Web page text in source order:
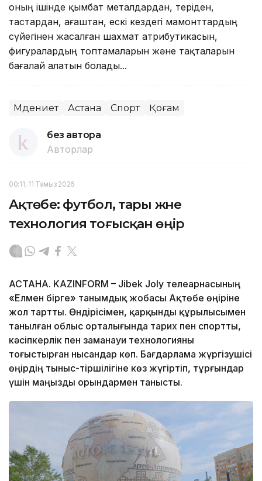
оның ішінде қымбат металдардан, теріден,
тастардан, ағаштан, ескі кездегі мамонттардың
сүйегінен жасалған шахмат атрибутикасын,
фигуралардың топтамаларын және тақталарын
бағалай алатын болады...
Мәдениет Астана Спорт Қоғам
без автора
Авторлар
00:11, 11 Тамыз 2026
Ақтөбе: футбол, тары және
технология тоғысқан өңір
АСТАНА. KAZINFORM – Jibek Joly телеарнасының
«Елмен бірге» танымдық жобасы Ақтөбе өңіріне
жол тартты. Өндірісімен, қарқынды құрылысымен
танылған облыс орталығында тарих пен спортты,
кәсіпкерлік пен заманауи технологияны
тоғыстырған нысандар көп. Бағдарлама жүргізушісі
өңірдің тыныс-тіршілігіне көз жүгіртіп, тұрғындар
үшін маңызды орындармен танысты.